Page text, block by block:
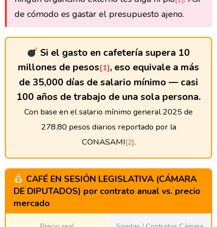
de cómodo es gastar el presupuesto ajeno.
Si el gasto en cafetería supera 10
millones de pesos[1], eso equivale a más
de 35,000 días de salario mínimo — casi
100 años de trabajo de una sola persona.
Con base en el salario mínimo general 2025 de
278.80 pesos diarios reportado por la
CONASAMI[2].
CAFÉ EN SESIÓN LEGISLATIVA (CÁMARA
DE DIPUTADOS) por contrato anual vs. precio
mercado